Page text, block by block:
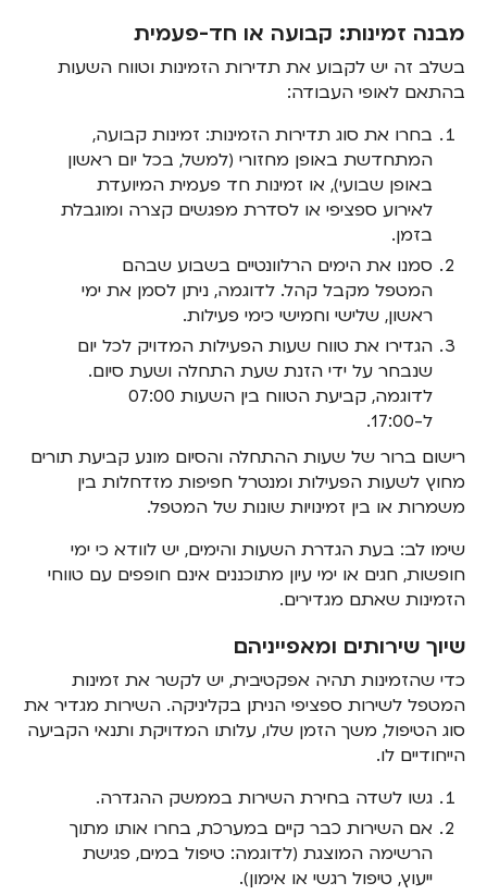
מבנה זמינות: קבועה או חד-פעמית
בשלב זה יש לקבוע את תדירות הזמינות וטווח השעות
בהתאם לאופי העבודה:
בחרו את סוג תדירות הזמינות: זמינות קבועה,
המתחדשת באופן מחזורי (למשל, בכל יום ראשון
באופן שבועי), או זמינות חד פעמית המיועדת
לאירוע ספציפי או לסדרת מפגשים קצרה ומוגבלת
בזמן.
סמנו את הימים הרלוונטיים בשבוע שבהם
המטפל מקבל קהל. לדוגמה, ניתן לסמן את ימי
ראשון, שלישי וחמישי כימי פעילות.
הגדירו את טווח שעות הפעילות המדויק לכל יום
שנבחר על ידי הזנת שעת התחלה ושעת סיום.
לדוגמה, קביעת הטווח בין השעות 07:00
ל-17:00.
רישום ברור של שעות ההתחלה והסיום מונע קביעת תורים
מחוץ לשעות הפעילות ומנטרל חפיפות מזדחלות בין
משמרות או בין זמינויות שונות של המטפל.
שימו לב: בעת הגדרת השעות והימים, יש לוודא כי ימי
חופשות, חגים או ימי עיון מתוכננים אינם חופפים עם טווחי
הזמינות שאתם מגדירים.
שיוך שירותים ומאפייניהם
כדי שהזמינות תהיה אפקטיבית, יש לקשר את זמינות
המטפל לשירות ספציפי הניתן בקליניקה. השירות מגדיר את
סוג הטיפול, משך הזמן שלו, עלותו המדויקת ותנאי הקביעה
הייחודיים לו.
גשו לשדה בחירת השירות בממשק ההגדרה.
אם השירות כבר קיים במערכת, בחרו אותו מתוך
הרשימה המוצגת (לדוגמה: טיפול במים, פגישת
ייעוץ, טיפול רגשי או אימון).